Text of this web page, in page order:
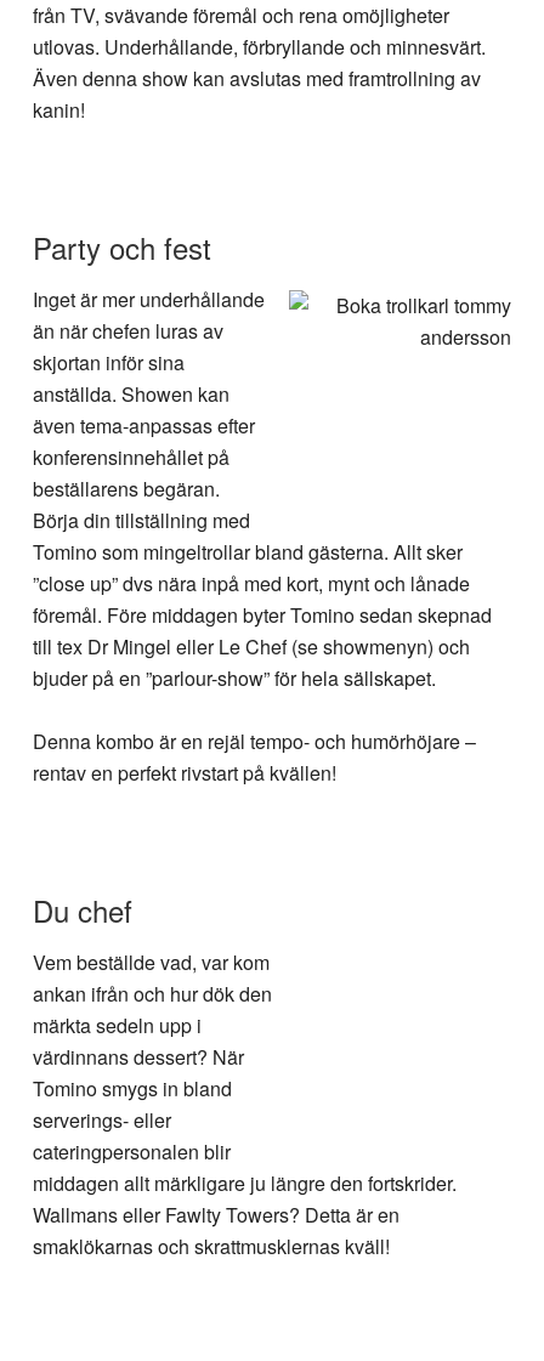
från TV, svävande föremål och rena omöjligheter
utlovas. Underhållande, förbryllande och minnesvärt.
Även denna show kan avslutas med framtrollning av
kanin!
Party och fest
Inget är mer underhållande
än när chefen luras av
skjortan inför sina
anställda. Showen kan
även tema-anpassas efter
konferensinnehållet på
beställarens begäran.
Börja din tillställning med
Tomino som mingeltrollar bland gästerna. Allt sker
”close up” dvs nära inpå med kort, mynt och lånade
föremål. Före middagen byter Tomino sedan skepnad
till tex Dr Mingel eller Le Chef (se showmenyn) och
bjuder på en ”parlour-show” för hela sällskapet.
Denna kombo är en rejäl tempo- och humörhöjare –
rentav en perfekt rivstart på kvällen!
Du chef
Vem beställde vad, var kom
ankan ifrån och hur dök den
märkta sedeln upp i
värdinnans dessert? När
Tomino smygs in bland
serverings- eller
cateringpersonalen blir
middagen allt märkligare ju längre den fortskrider.
Wallmans eller Fawlty Towers? Detta är en
smaklökarnas och skrattmusklernas kväll!